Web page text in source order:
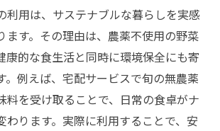
利用は、サステナブルな暮らしを実感
ます。その理由は、農薬不使用の野菜
康的な食生活と同時に環境保全にも寄
。例えば、宅配サービスで旬の無農薬
料を受け取ることで、日常の食卓がナ
わります。実際に利用することで、安